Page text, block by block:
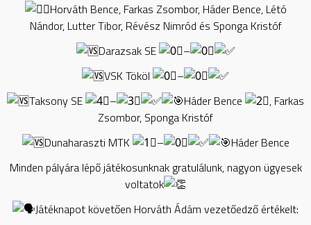
Horváth Bence, Farkas Zsombor, Háder Bence, Létó
Nándor, Lutter Tibor, Révész Nimród és Sponga Kristóf
Darazsak SE
–
VSK Tököl
–
Taksony SE
– Háder Bence
, Farkas
Zsombor, Sponga Kristóf
Dunaharaszti MTK
–
Háder Bence
Minden pályára lépő játékosunknak gratulálunk, nagyon ügyesek
voltatok
Játéknapot követően Horváth Ádám vezetőedző értékelt: